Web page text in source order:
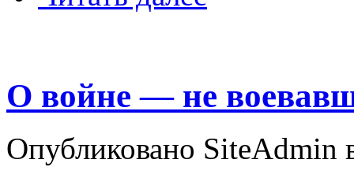
О войне — не
Опубликовано SiteAdmin